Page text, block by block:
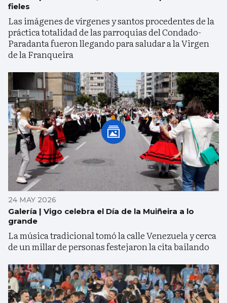
fieles
Las imágenes de vírgenes y santos procedentes de la
práctica totalidad de las parroquias del Condado-
Paradanta fueron llegando para saludar a la Virgen
de la Franqueira
24 MAY 2026
Galería | Vigo celebra el Día de la Muiñeira a lo
grande
La música tradicional tomó la calle Venezuela y cerca
de un millar de personas festejaron la cita bailando